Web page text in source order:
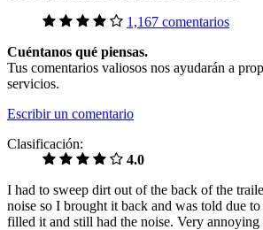
1,167 comentarios
Cuéntanos qué piensas.
Tus comentarios valiosos nos ayudarán a
servicios.
Escribir un comentario
Clasificación:
4.0
I had to sweep dirt out of the back of the
noise so I brought it back and was told due
filled it and still had the noise. Very